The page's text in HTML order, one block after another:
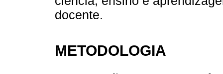
docente.
METODOLOGIA